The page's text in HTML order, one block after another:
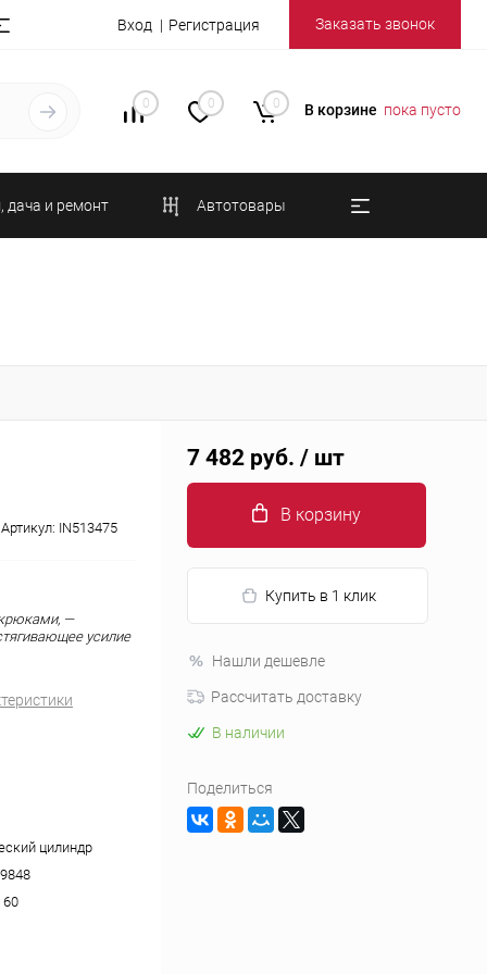
Вход Регистрация Заказать звонок
0 0 0 В корзине пока пусто
дача и ремонт Автотовары
Артикул: IN513475
крюками, —
усилие
цилиндр
60
7 482 руб. / шт
В корзину
Купить в 1 клик
Нашли дешевле
Рассчитать доставку
В наличии
Поделиться